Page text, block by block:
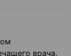
врача.